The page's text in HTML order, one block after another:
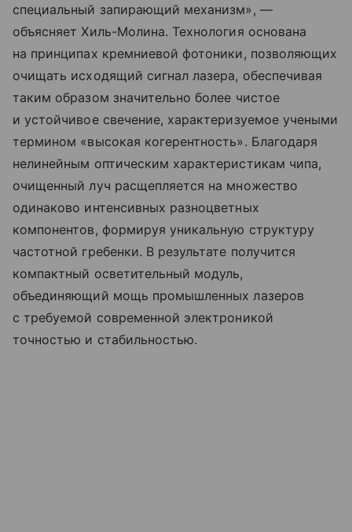
специальный запирающий механизм», —
объясняет Хиль-Молина. Технология основана
на принципах кремниевой фотоники, позволяющих
очищать исходящий сигнал лазера, обеспечивая
таким образом значительно более чистое
и устойчивое свечение, характеризуемое учеными
термином «высокая когерентность». Благодаря
нелинейным оптическим характеристикам чипа,
очищенный луч расщепляется на множество
одинаково интенсивных разноцветных
компонентов, формируя уникальную структуру
частотной гребенки. В результате получится
компактный осветительный модуль,
объединяющий мощь промышленных лазеров
с требуемой современной электроникой
точностью и стабильностью.